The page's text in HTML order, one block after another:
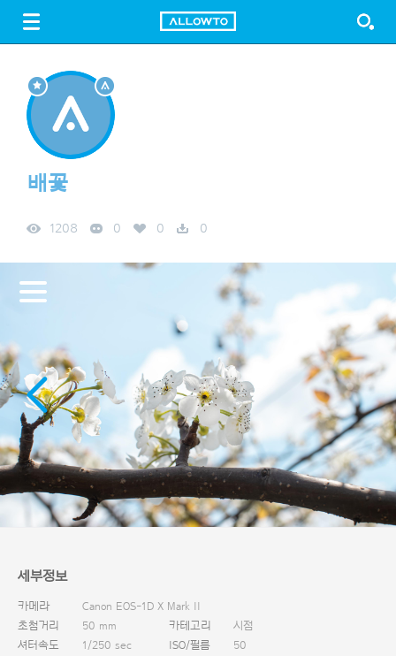
FREE DOWNLOAD
배꽃
1208 0 0 0
세부정보
카메라
Canon EOS-1D X Mark II
초첨거리
50 mm 카테고리
시점
셔터속도
1/250 sec ISO/필름
50